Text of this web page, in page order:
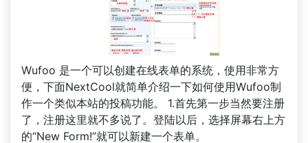
Wufoo 是一个可以创建在线表单的系统，使用非常方
便，下面NextCool就简单介绍一下如何使用Wufoo制
作一个类似本站的投稿功能。 1.首先第一步当然要注册
了，注册这里就不多说了。登陆以后，选择屏幕右上方
的“New Form!”就可以新建一个表单。